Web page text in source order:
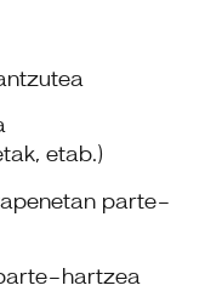
etab.)
parte-
hartzea